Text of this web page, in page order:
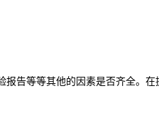
告等等其他的因素是否齐全。在